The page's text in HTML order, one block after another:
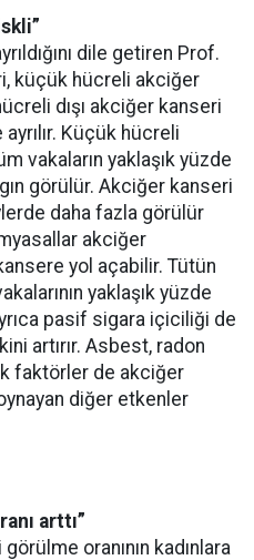
dile getiren Prof.
küçük hücreli akciğer
dışı akciğer kanseri
Küçük hücreli
vakaların yaklaşık yüzde
görülür. Akciğer kanseri
daha fazla görülür
akciğer
yol açabilir. Tütün
yaklaşık yüzde
pasif sigara içiciliği de
artırır. Asbest, radon
faktörler de akciğer
diğer etkenler
arttı”
oranının kadınlara